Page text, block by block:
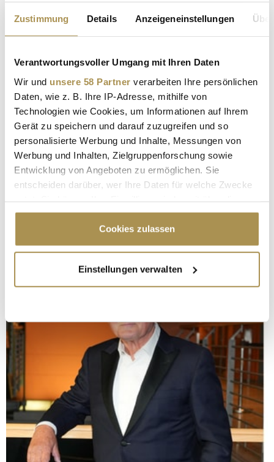
Zustimmung Details Anzeigeneinstellungen
Verantwortungsvoller Umgang mit Ihren Daten
Wir und unsere 58 Partner verarbeiten Ihre persönlichen
Daten, wie z. B. Ihre IP-Adresse, mithilfe von
Technologien wie Cookies, um Informationen auf Ihrem
Gerät zu speichern und darauf zuzugreifen und so
personalisierte Werbung und Inhalte, Messungen von
Werbung und Inhalten, Zielgruppenforschung sowie
Entwicklung von Angeboten zu ermöglichen. Sie
entscheiden darüber, wer Ihre Daten für welche Zwecke
Cookie-Erklärung oder durch Klicken auf das Privacy
Trigger Symbol ändern oder widerrufen
Informationen über Ihre geografische Lage
erfassen, welche bis auf einige Meter genau sein
bestimmten Merkmalen (Fingerprinting) identifizieren
Erfahren Sie mehr darüber, wie Ihre persönlichen Daten
verarbeitet werden, und legen Sie Ihre Präferenzen im
Abschnitt Einzelheiten
Wir verwenden Cookies, um Inhalte und Anzeigen zu
personalisieren, Funktionen für soziale Medien anbieten
zu können und die Zugriffe auf unsere Website zu
analysieren. Außerdem geben wir Informationen zu Ihrer
Cookies zulassen
Einstellungen verwalten